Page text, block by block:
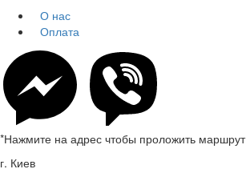
О нас
Оплата
*Нажмите на адрес чтобы проложить маршрут
г. Киев